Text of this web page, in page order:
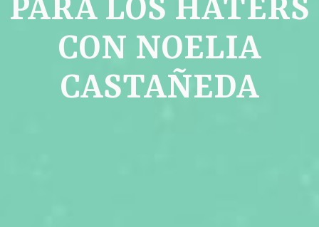
PARA LOS HATERS
CON NOELIA
CASTAÑEDA